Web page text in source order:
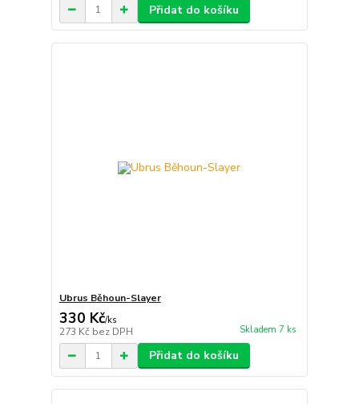
Přidat do košíku
Ubrus Běhoun-Slayer
330 Kč/ks
273 Kč bez DPH Skladem 7 ks
Přidat do košíku